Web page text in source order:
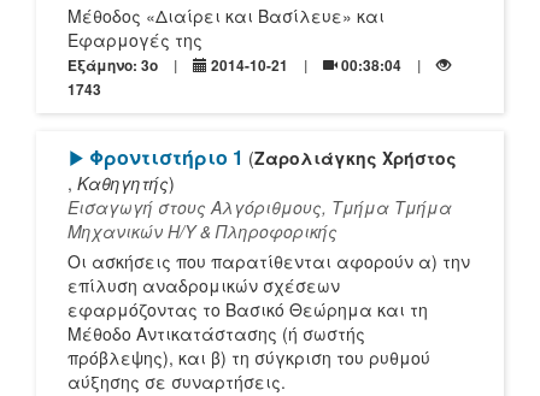
Μέθοδος «Διαίρει και Βασίλευε» και
Εφαρμογές της
Εξάμηνο: 3o 2014-10-21
00:38:04
1743
[Play]
Φροντιστήριο 1 (Ζαρολιάγκης Χρήστος
, Καθηγητής)
Εισαγωγή στους Αλγόριθμους, Τμήμα Τμήμα
Mηχανικών Η/Υ & Πληροφορικής
Οι ασκήσεις που παρατίθενται αφορούν α) την
επίλυση αναδρομικών σχέσεων
εφαρμόζοντας το Βασικό Θεώρημα και τη
Μέθοδο Αντικατάστασης (ή σωστής
πρόβλεψης), και β) τη σύγκριση του ρυθμού
αύξησης σε συναρτήσεις.